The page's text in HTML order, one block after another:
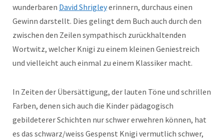
wunderbaren David Shrigleyerinnern, durchaus einen
Gewinn darstellt. Dies gelingt dem Buch auch durch den
zwischen den Zeilen sympathisch zurückhaltenden
Wortwitz, welcher Knigi zu einem kleinen Geniestreich
und vielleicht auch einmal zu einem Klassiker macht.
In Zeiten der Übersättigung, der lauten Töne und schrillen
Farben, denen sich auch die Kinder pädagogisch
gebildeterer Schichten nur schwer erwehren können, hat
es das schwarz/weiss Gespenst Knigi vermutlich schwer,